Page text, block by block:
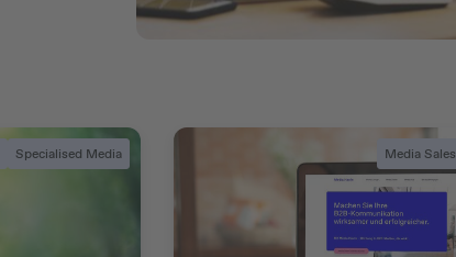
Specialised Media Media Sales